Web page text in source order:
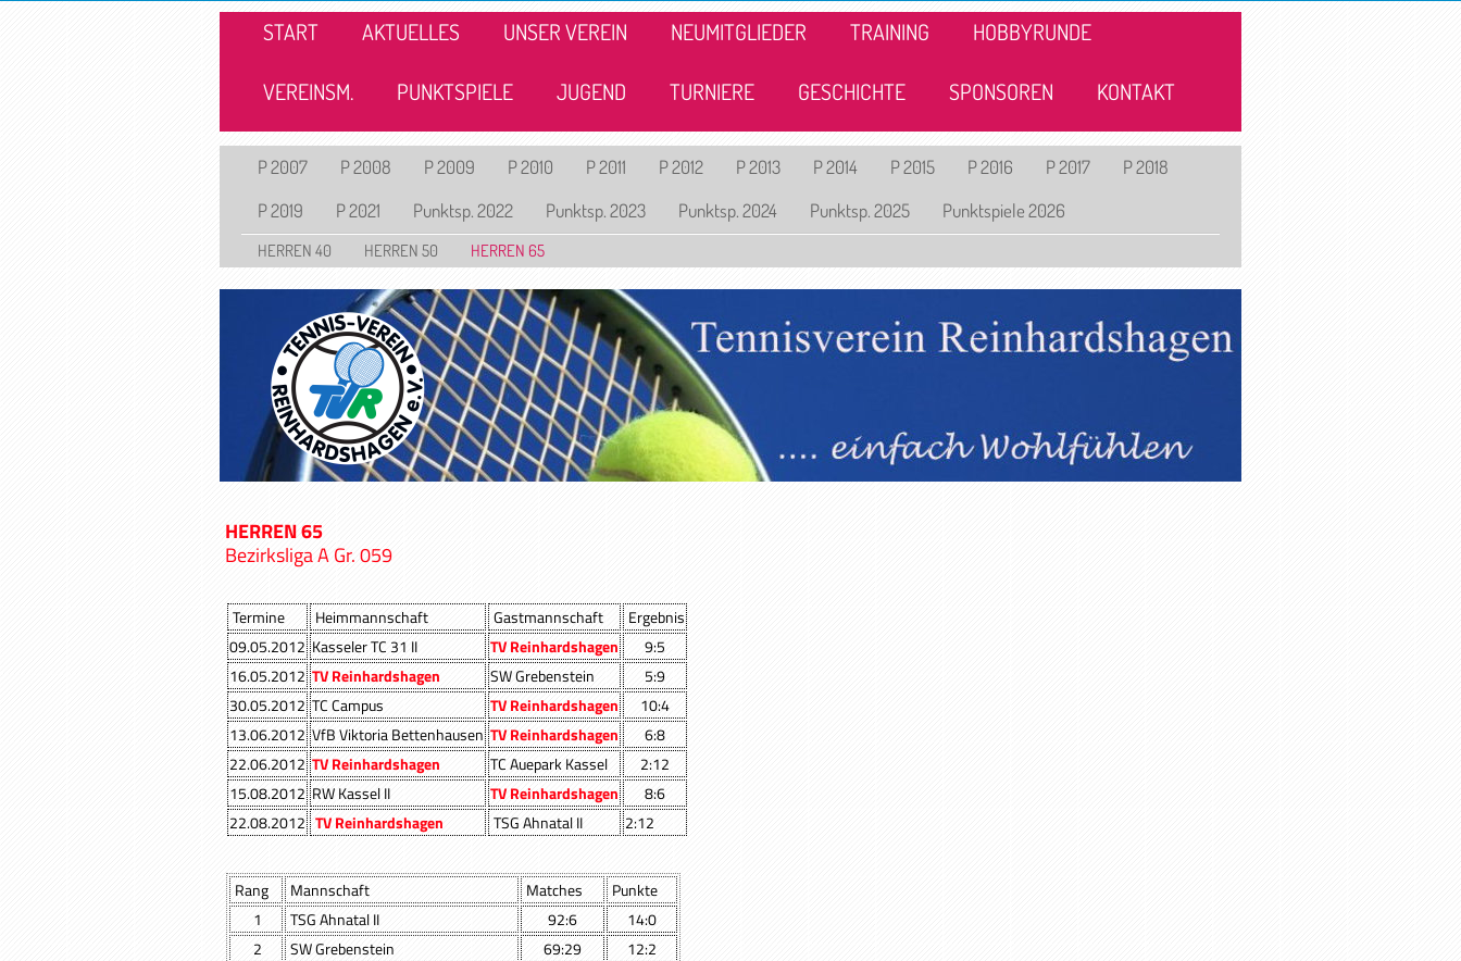
START AKTUELLES UNSER VEREIN NEUMITGLIEDER TRAINING HOBBYRUNDE
VEREINSM. PUNKTSPIELE JUGEND TURNIERE GESCHICHTE SPONSOREN KONTAKT
P 2007 P 2008 P 2009 P 2010 P 2011 P 2012 P 2013 P 2014 P 2015 P 2016 P 2017
P 2018
P 2019
P 2021 Punktsp. 2022 Punktsp. 2023 Punktsp. 2024 Punktsp. 2025 Punktspiele 2026
HERREN 40 HERREN 50 HERREN 65
HERREN 65
Bezirksliga A Gr. 059
Termine Heimmannschaft Gastmannschaft
Ergebnis
09.05.2012 Kasseler TC 31 II TV Reinhardshagen
9:5
16.05.2012 TV Reinhardshagen SW Grebenstein
5:9
30.05.2012 TC Campus TV Reinhardshagen
10:4
13.06.2012 VfB Viktoria Bettenhausen TV Reinhardshagen
6:8
22.06.2012 TV Reinhardshagen TC Auepark Kassel
2:12
15.08.2012 RW Kassel II TV Reinhardshagen
8:6
22.08.2012 TV Reinhardshagen TSG Ahnatal II 2:12
Rang Mannschaft Matches
Punkte
1
TSG Ahnatal II 92:6
14:0
2
SW Grebenstein 69:29
12:2